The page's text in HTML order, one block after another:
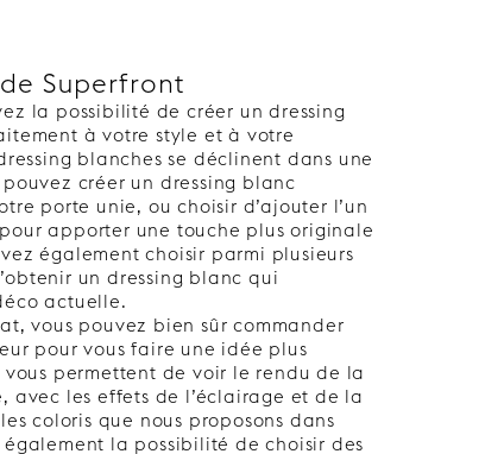
Superfront
la possibilité de créer un dressing
à votre style et à votre
blanches se déclinent dans une
créer un dressing blanc
porte unie, ou choisir d’ajouter l’un
apporter une touche plus originale
également choisir parmi plusieurs
un dressing blanc qui
actuelle.
vous pouvez bien sûr commander
pour vous faire une idée plus
vous permettent de voir le rendu de la
avec les effets de l’éclairage et de la
coloris que nous proposons dans
la possibilité de choisir des